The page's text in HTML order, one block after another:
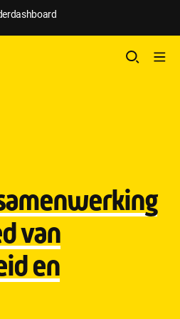
van
en